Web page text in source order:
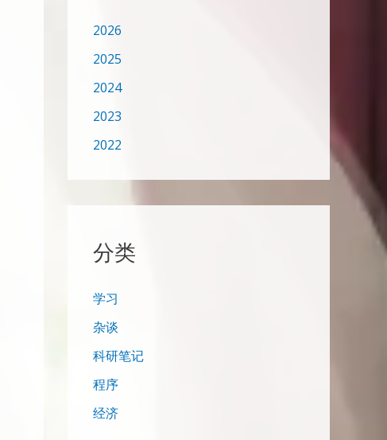
2026
2025
2024
2023
2022
分类
学习
杂谈
科研笔记
程序
经济